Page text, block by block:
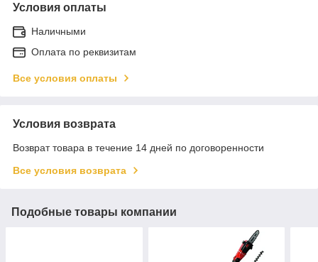
Условия оплаты
Наличными
Оплата по реквизитам
Все условия оплаты
Условия возврата
Возврат товара в течение 14 дней по договоренности
Все условия возврата
Подобные товары компании